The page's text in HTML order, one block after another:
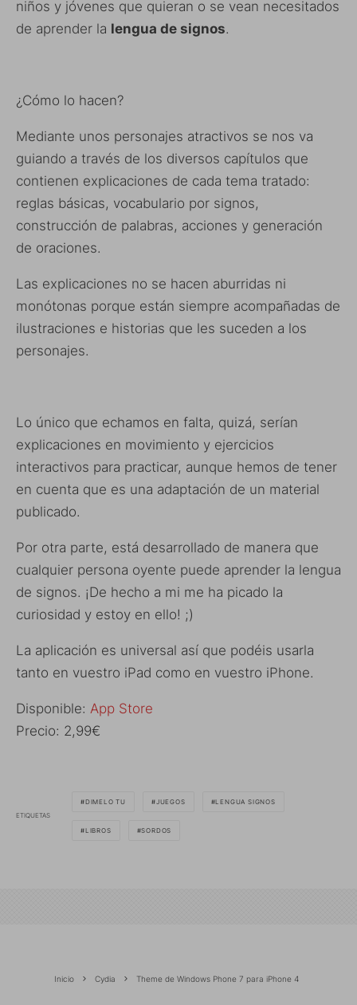
niños y jóvenes que quieran o se vean necesitados
de aprender la lengua de signos.
¿Cómo lo hacen?
Mediante unos personajes atractivos se nos va
guiando a través de los diversos capítulos que
contienen explicaciones de cada tema tratado:
reglas básicas, vocabulario por signos,
construcción de palabras, acciones y generación
de oraciones.
Las explicaciones no se hacen aburridas ni
monótonas porque están siempre acompañadas de
ilustraciones e historias que les suceden a los
personajes.
Lo único que echamos en falta, quizá, serían
explicaciones en movimiento y ejercicios
interactivos para practicar, aunque hemos de tener
en cuenta que es una adaptación de un material
publicado.
Por otra parte, está desarrollado de manera que
cualquier persona oyente puede aprender la lengua
de signos. ¡De hecho a mi me ha picado la
curiosidad y estoy en ello! ;)
La aplicación es universal así que podéis usarla
tanto en vuestro iPad como en vuestro iPhone.
Disponible: App Store
Precio: 2,99€
ETIQUETAS
DIMELO TU JUEGOS LENGUA SIGNOS
LIBROS SORDOS
Inicio Cydia Theme de Windows Phone 7 para iPhone 4